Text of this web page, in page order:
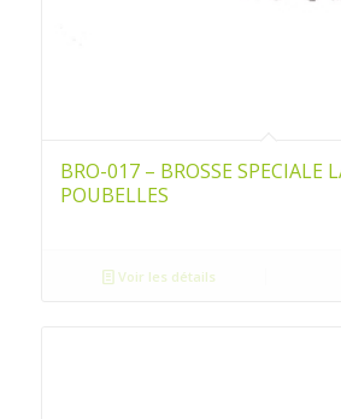
BRO-017 – BROSSE SPECIALE
POUBELLES
Voir les détails